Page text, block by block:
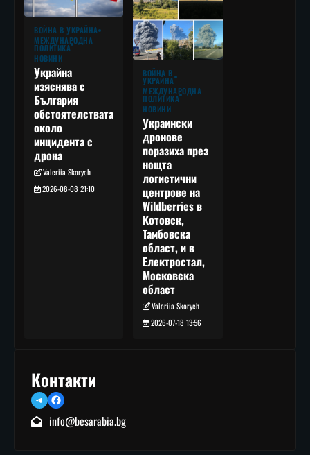
ВОЙНА В УКРАЙНА
МЕЖДУНАРОДНА
ПОЛИТИКА
НОВИНИ
Украйна
изяснява с
България
обстоятелствата
около
инцидента с
дрона
Valeriia Skorych
2026-08-08 21:10
ВОЙНА В
УКРАЙНА
МЕЖДУНАРОДНА
ПОЛИТИКА
НОВИНИ
Украински
дронове
поразиха през
нощта
логистични
центрове на
Wildberries в
Котовск,
Тамбовска
област, и в
Електростал,
Московска
област
Valeriia Skorych
2026-07-18 13:56
Контакти
TelegramFacebook
info@besarabia.bg